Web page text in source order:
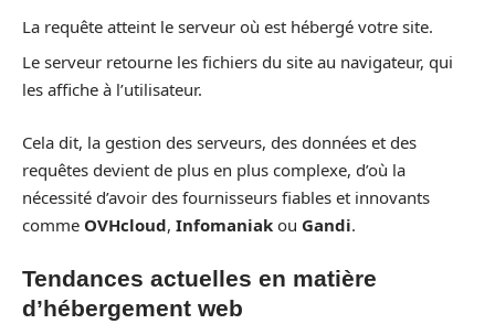
La requête atteint le serveur où est hébergé votre site.
Le serveur retourne les fichiers du site au navigateur, qui
les affiche à l’utilisateur.
Cela dit, la gestion des serveurs, des données et des
requêtes devient de plus en plus complexe, d’où la
nécessité d’avoir des fournisseurs fiables et innovants
comme OVHcloud, Infomaniak ou Gandi.
Tendances actuelles en matière
d’hébergement web